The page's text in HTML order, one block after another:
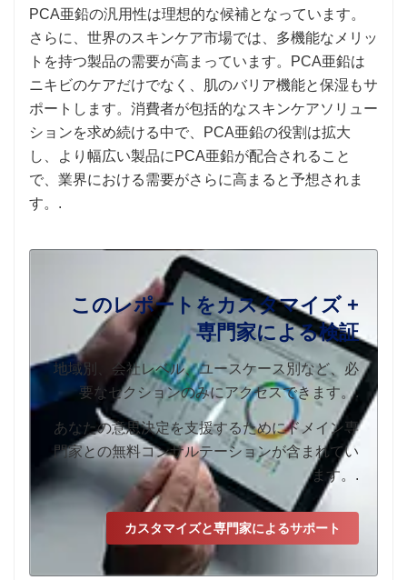
PCA亜鉛の汎用性は理想的な候補となっています。
さらに、世界のスキンケア市場では、多機能なメリッ
トを持つ製品の需要が高まっています。PCA亜鉛は
ニキビのケアだけでなく、肌のバリア機能と保湿もサ
ポートします。消費者が包括的なスキンケアソリュー
ションを求め続ける中で、PCA亜鉛の役割は拡大
し、より幅広い製品にPCA亜鉛が配合されること
で、業界における需要がさらに高まると予想されま
す。.
このレポートをカスタマイズ +
専門家による検証
地域別、会社レベル、ユースケース別など、必
要なセクションのみにアクセスできます。.
あなたの意思決定を支援するためにドメイン専
門家との無料コンサルテーションが含まれてい
ます。.
カスタマイズと専門家によるサポート